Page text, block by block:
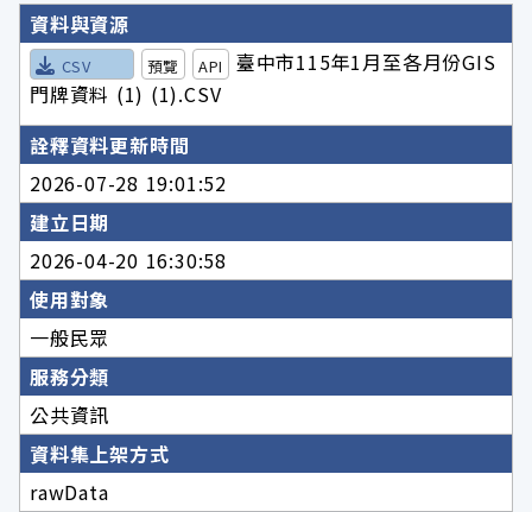
詮釋資料詳細內容
資料與資源
CSV 預覽 API
臺中市115年1月至各月份GIS
門牌資料 (1) (1).CSV
詮釋資料更新時間
2026-07-28 19:01:52
建立日期
2026-04-20 16:30:58
使用對象
一般民眾
服務分類
公共資訊
資料集上架方式
rawData